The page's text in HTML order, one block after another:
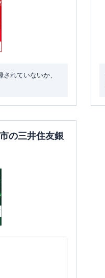
れていないか、
の三井住友銀